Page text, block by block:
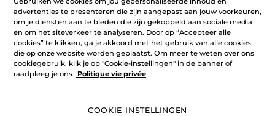
reviews.
Foundation
Zéro
-
Doré
200
Beige 100
+24
Aantal
advertenties te presenteren die zijn aangepast aan jouw voorkeuren,
om je diensten aan te bieden die zijn gekoppeld aan sociale media
en om het siteverkeer te analyseren. Door op “Accepteer alle
cookies” te klikken, ga je akkoord met het gebruik van alle cookies
die op onze website worden geplaatst. Om meer te weten over ons
cookiegebruik, klik je op "Cookie-instellingen" in de banner of
raadpleeg je ons
Politique vie privée
COOKIE-INSTELLINGEN